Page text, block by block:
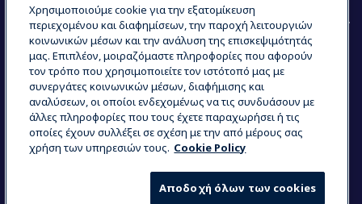
COUNTRY AND LANGUAGE
Η ΕΠΙΛΟΓΉ ΣΑΣ: ΕΛΛΗΝΙΚΆ
Data Privacy Statement
Cookie Policy
Όροι και προϋποθέσεις
Χρησιμοποιούμε cookie για την εξατομίκευση
περιεχομένου και διαφημίσεων, την παροχή λειτουργιών
κοινωνικών μέσων και την ανάλυση της επισκεψιμότητάς
μας. Επιπλέον, μοιραζόμαστε πληροφορίες που αφορούν
τον τρόπο που χρησιμοποιείτε τον ιστότοπό μας με
συνεργάτες κοινωνικών μέσων, διαφήμισης και
αναλύσεων, οι οποίοι ενδεχομένως να τις συνδυάσουν με
άλλες πληροφορίες που τους έχετε παραχωρήσει ή τις
οποίες έχουν συλλέξει σε σχέση με την από μέρους σας
χρήση των υπηρεσιών τους. Cookie Policy
Αποδοχή όλων των cookies